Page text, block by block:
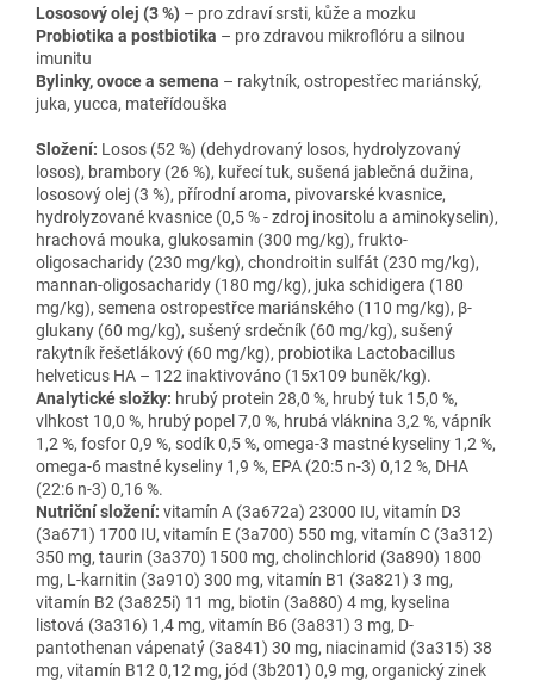
Lososový olej (3 %) – pro zdraví srsti, kůže a mozku
Probiotika a postbiotika – pro zdravou mikroflóru a silnou
imunitu
Bylinky, ovoce a semena – rakytník, ostropestřec mariánský,
juka, yucca, mateřídouška
Složení: Losos (52 %) (dehydrovaný losos, hydrolyzovaný
losos), brambory (26 %), kuřecí tuk, sušená jablečná dužina,
lososový olej (3 %), přírodní aroma, pivovarské kvasnice,
hydrolyzované kvasnice (0,5 % - zdroj inositolu a aminokyselin),
hrachová mouka, glukosamin (300 mg/kg), frukto-
oligosacharidy (230 mg/kg), chondroitin sulfát (230 mg/kg),
mannan-oligosacharidy (180 mg/kg), juka schidigera (180
mg/kg), semena ostropestřce mariánského (110 mg/kg), β-
glukany (60 mg/kg), sušený srdečník (60 mg/kg), sušený
rakytník řešetl ákový (60 mg/kg), probiotika Lactobacillus
helveticus HA – 122 inaktivováno (15x109 buněk/kg).
Analytické složky: hrubý protein 28,0 %, hrubý tuk 15,0 %,
vlhkost 10,0 %, hrubý popel 7,0 %, hrubá vláknina 3,2 %, vápník
1,2 %, fosfor 0,9 %, sodík 0,5 %, omega-3 mastné kyseliny 1,2 %,
omega-6 mastné kyseliny 1,9 %, EPA (20:5 n-3) 0,12 %, DHA
(22:6 n-3) 0,16 %.
Nutriční složení: vitamín A (3a672a) 23000 IU, vitamín D3
(3a671) 1700 IU, vitamín E (3a700) 550 mg, vitamín C (3a312)
350 mg, taurin (3a370) 1500 mg, cholinchlorid (3a890) 1800
mg, L-karnitin (3a910) 300 mg, vitamín B1 (3a821) 3 mg,
vitamín B2 (3a825i) 11 mg, biotin (3a880) 4 mg, kyselina
listová (3a316) 1,4 mg, vitamín B6 (3a831) 3 mg, D-
pantothenan vápenatý (3a841) 30 mg, niacinamid (3a315) 38
mg, vitamín B12 0,12 mg, jód (3b201) 0,9 mg, organický zinek